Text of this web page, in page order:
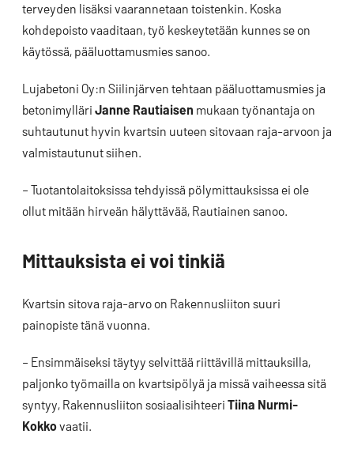
terveyden lisäksi vaarannetaan toistenkin. Koska
kohdepoisto vaaditaan, työ keskeytetään kunnes se on
käytössä, pääluottamusmies sanoo.
Lujabetoni Oy:n Siilinjärven tehtaan pääluottamusmies ja
betonimylläri Janne Rautiaisen mukaan työnantaja on
suhtautunut hyvin kvartsin uuteen sitovaan raja-arvoon ja
valmistautunut siihen.
– Tuotantolaitoksissa tehdyissä pölymittauksissa ei ole
ollut mitään hirveän hälyttävää, Rautiainen sanoo.
Mittauksista ei voi tinkiä
Kvartsin sitova raja-arvo on Rakennusliiton suuri
painopiste tänä vuonna.
– Ensimmäiseksi täytyy selvittää riittävillä mittauksilla,
paljonko työmailla on kvartsipölyä ja missä vaiheessa sitä
syntyy, Rakennusliiton sosiaalisihteeri Tiina Nurmi-
Kokkovaatii.